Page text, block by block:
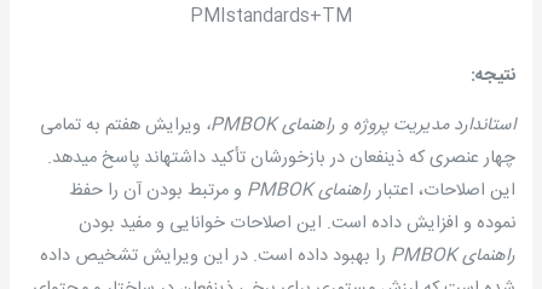
PMIstandards+TM
نتیجه:
استاندارد مدیریت پروژه و راهنمایPMBOK، ویرایش هفتم به تمامی
چهار عنصری که ذینفعان در بازخورشان تأکید داشته­اند پاسخ می­دهد.
این اصلاحات، اعتبارراهنمایPMBOK و مرتبط بودن آن را حفظ
نموده و افزایش داده است. این اصلاحات خوانایی و مفید بودن
راهنمایPMBOK را بهبود داده است. در این ویرایش تشخیص داده